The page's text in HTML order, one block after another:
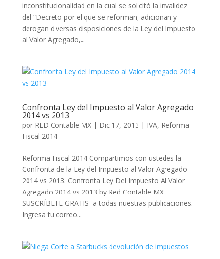
inconstitucionalidad en la cual se solicitó la invalidez
del “Decreto por el que se reforman, adicionan y
derogan diversas disposiciones de la Ley del Impuesto
al Valor Agregado,...
Confronta Ley del Impuesto al Valor Agregado
2014 vs 2013
por RED Contable MX| Dic 17, 2013 | IVA, Reforma
Fiscal 2014
Reforma Fiscal 2014 Compartimos con ustedes la
Confronta de la Ley del Impuesto al Valor Agregado
2014 vs 2013. Confronta Ley Del Impuesto Al Valor
Agregado 2014 vs 2013 by Red Contable MX
SUSCRÍBETE GRATIS a todas nuestras publicaciones.
Ingresa tu correo...